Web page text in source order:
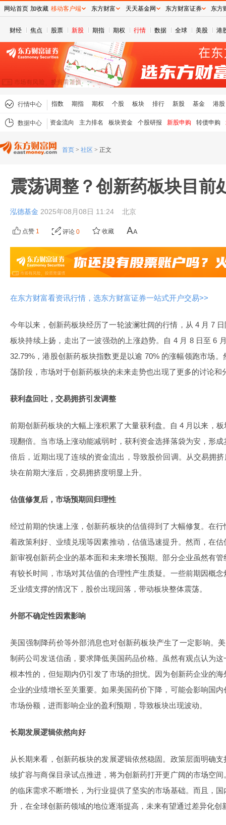
财经 焦点 股票 新股 期指 期权 行情 数据 全球 美股 港
行情中心 指数 期指 期权 个股 板块 排行 新股 基金 港股
数据中心 资金流向 主力排名 板块资金 个股研报 新股申购 转债申购
首页 > 社区 > 正文
震荡调整？创新药板块目前
泓德基金 2025年08月08日 11:24 北京
点赞 1 评论 0 收藏
在东方财富看资讯行情，选东方财富证券一站式开户交易>>
今年以来，创新药板块经历了一轮波澜壮阔的行情，从 4 月 7
板块持续上扬，走出了一波强劲的上涨趋势。自 4 月 8 日至 6
32.79%，港股创新药板块指数更是以逾 70% 的涨幅领跑市场
荡阶段，市场对于创新药板块的未来走势也出现了更多的讨论和
获利盘回吐，交易拥挤引发调整
前期创新药板块的大幅上涨积累了大量获利盘。自 4 月以来，
现翻倍。当市场上涨动能减弱时，获利资金选择落袋为安，形
倍后，近期出现了连续的资金流出，导致股价回调。从交易拥
块在前期大涨后，交易拥挤度明显上升。
估值修复后，市场预期回归理性
经过前期的快速上涨，创新药板块的估值得到了大幅修复。在
着政策利好、业绩兑现等因素推动，估值迅速提升。然而，在
新审视创新药企业的基本面和未来增长预期。部分企业虽然有
有较长时间，市场对其估值的合理性产生质疑。一些前期因概
乏业绩支撑的情况下，股价出现回落，带动板块整体震荡。
外部不确定性因素影响
美国强制降药价等外部消息也对创新药板块产生了一定影响。
制药公司发送信函，要求降低美国药品价格。虽然有观点认为
根本性的，但短期内仍引发了市场的担忧。因为创新药企业的
企业的业绩增长至关重要。如果美国药价下降，可能会影响国
市场份额，进而影响企业的盈利预期，导致板块出现波动。
长期发展逻辑依然向好
从长期来看，创新药板块的发展逻辑依然稳固。政策层面明确
续扩容与商保目录试点推进，将为创新药打开更广阔的市场空
的临床需求不断增长，为行业提供了坚实的市场基础。而且，
升，在全球创新药领域的地位逐渐提高，未来有望通过差异化
网站首页 加收藏 移动客户端 东方财富 天天基金网 东方财富证券 东方